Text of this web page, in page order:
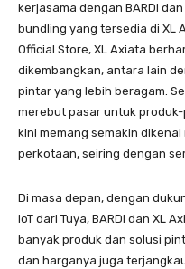
kerjasama dengan BARDI
bundling yang tersedia di XL
Official Store, XL Axiata
dikembangkan, antara lain
pintar yang lebih beragam.
merebut pasar untuk
kini memang semakin
perkotaan, seiring dengan
Di masa depan, dengan
IoT dari Tuya, BARDI dan XL
banyak produk dan solusi
dan harganya juga